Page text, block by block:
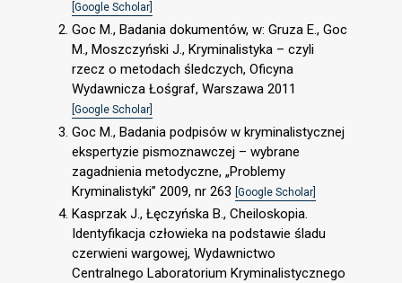
[Google Scholar]
Goc M., Badania dokumentów, w: Gruza E., Goc
M., Moszczyński J., Kryminalistyka – czyli
rzecz o metodach śledczych, Oficyna
Wydawnicza Łośgraf, Warszawa 2011
[Google Scholar]
Goc M., Badania podpisów w kryminalistycznej
ekspertyzie pismoznawczej – wybrane
zagadnienia metodyczne, „Problemy
Kryminalistyki” 2009, nr 263 [Google Scholar]
Kasprzak J., Łęczyńska B., Cheiloskopia.
Identyfikacja człowieka na podstawie śladu
czerwieni wargowej, Wydawnictwo
Centralnego Laboratorium Kryminalistycznego